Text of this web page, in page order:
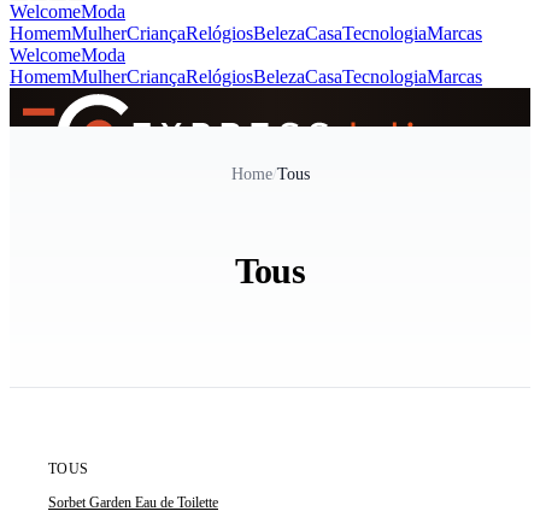
WelcomeModa
HomemMulherCriançaRelógiosBelezaCasaTecnologiaMarcas
WelcomeModa
HomemMulherCriançaRelógiosBelezaCasaTecnologiaMarcas
Home/Tous
Tous
TOUS
Sorbet Garden Eau de Toilette